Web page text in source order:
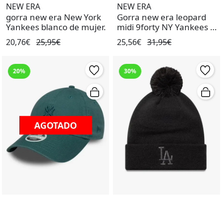
NEW ERA
gorra new era New York
Yankees blanco de mujer.
20,76€ 25,95€
NEW ERA
Gorra new era leopard
midi 9forty NY Yankees de
mujer.
25,56€ 31,95€
20%
AGOTADO
AGOTADO
30%